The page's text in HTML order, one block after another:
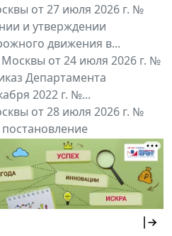
от 27 июля 2026 г. №
и утверждении
движения в...
от 24 июля 2026 г. №
Департамента
2022 г. №...
от 28 июля 2026 г. №
г. № 334-ПП"
Мой регион ...